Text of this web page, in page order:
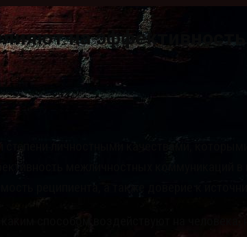
на
личностными качествами,
межличностных коммуникаций в
способом воздействуют на человека,